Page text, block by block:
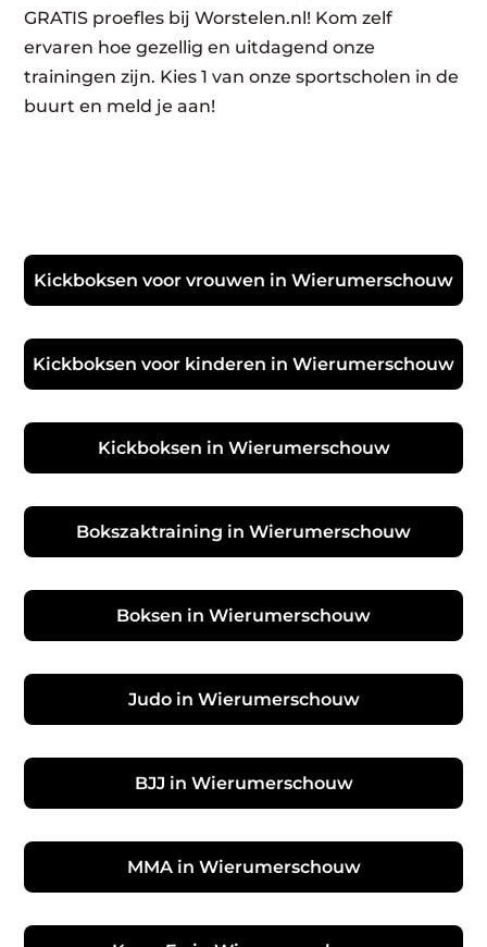
GRATIS proefles bij Worstelen.nl! Kom zelf
ervaren hoe gezellig en uitdagend onze
trainingen zijn. Kies 1 van onze sportscholen in de
buurt en meld je aan!
Kickboksen voor vrouwen in Wierumerschouw
Kickboksen voor kinderen in Wierumerschouw
Kickboksen in Wierumerschouw
Bokszaktraining in Wierumerschouw
Boksen in Wierumerschouw
Judo in Wierumerschouw
BJJ in Wierumerschouw
MMA in Wierumerschouw